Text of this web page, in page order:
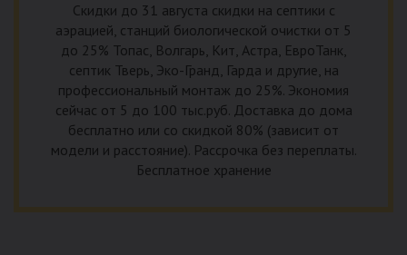
Скидки до 31 августа скидки на септики с
аэрацией, станций биологической очистки от 5
до 25% Топас, Волгарь, Кит, Астра, ЕвроТанк,
септик Тверь, Эко-Гранд, Гарда и другие, на
профессиональный монтаж до 25%. Экономия
сейчас от 5 до 100 тыс.руб. Доставка до дома
бесплатно или со скидкой 80% (зависит от
модели и расстояние). Рассрочка без переплаты.
Бесплатное хранение